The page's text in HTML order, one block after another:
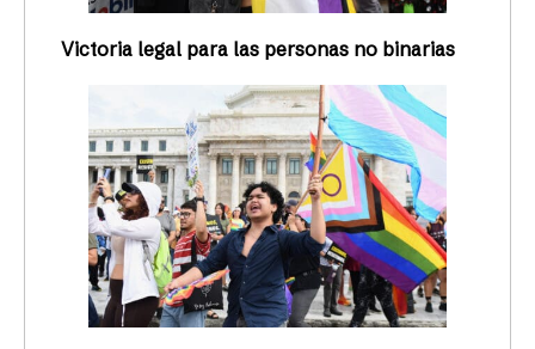
Victoria legal para las personas no binarias